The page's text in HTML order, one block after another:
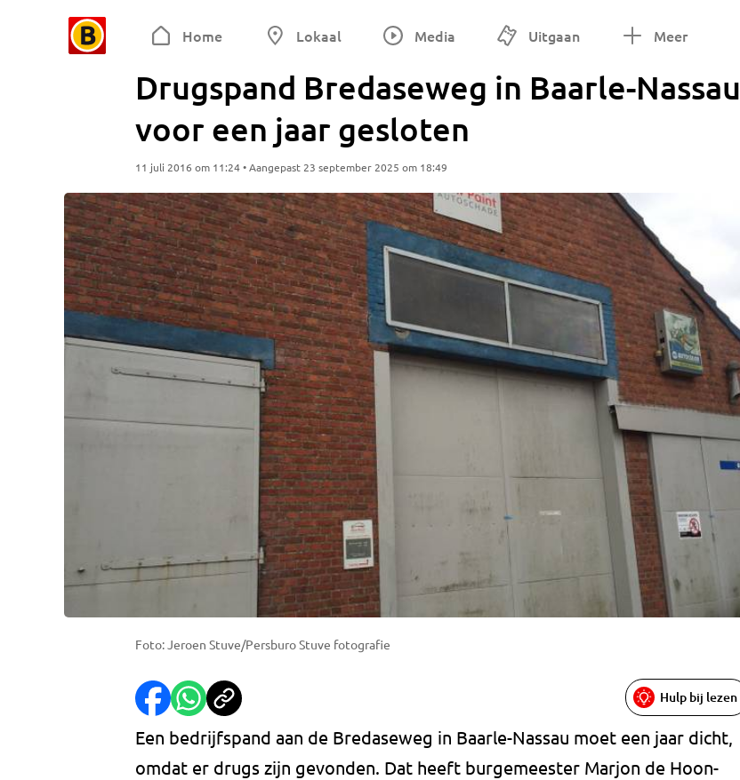
Home Lokaal Media Uitgaan Meer
Drugspand Bredaseweg in Baarle-Nassau
voor een jaar gesloten
11 juli 2016 om 11:24 • Aangepast 23 september 2025 om 18:49
Foto: Jeroen Stuve/Persburo Stuve fotografie
Hulp bij lezen
Een bedrijfspand aan de Bredaseweg in Baarle-Nassau moet een jaar dicht,
omdat er drugs zijn gevonden. Dat heeft burgemeester Marjon de Hoon-